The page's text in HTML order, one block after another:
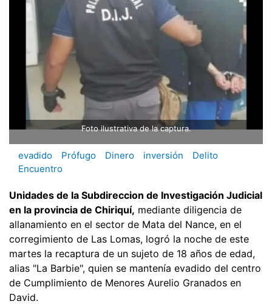
Foto ilustrativa de la captura.
evadido Prófugo Dinero inversión
Delito
Encuentro
Unidades de la Subdireccion de Investigación Judicial
en la provincia de Chiriquí, mediante diligencia de
allanamiento en el sector de Mata del Nance, en el
corregimiento de Las Lomas, logró la noche de este
martes la recaptura de un sujeto de 18 años de edad,
alias "La Barbie", quien se mantenía evadido del centro
de Cumplimiento de Menores Aurelio Granados en
David.